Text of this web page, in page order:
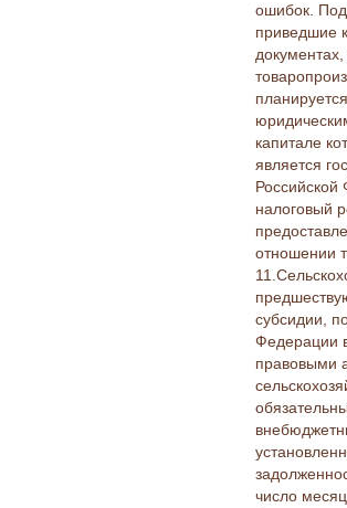
ошибок. Под
приведшие
капитале
является
Российской
налоговый
отношении
субсидии,
Федерации
правовыми
число